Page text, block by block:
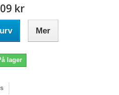
kr
Mer
lager